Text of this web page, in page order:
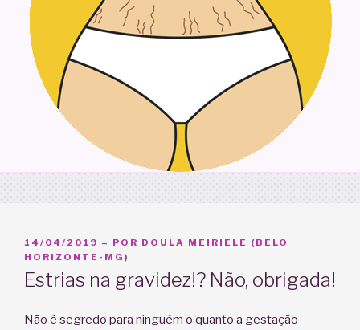
PUBLICADO
EM
14/04/2019 – POR DOULA MEIRIELE (BELO
HORIZONTE-MG)
Estrias na gravidez!? Não, obrigada!
Não é segredo para ninguém o quanto a gestação